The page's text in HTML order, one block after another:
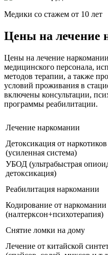
Медики со стажем от 10 лет
Цены на лечение
Цены на лечение
медицинского персонала,
методов терапии, а также
условий проживания в
включены консультации,
программы реабилитации.
Лечение наркомании
Детоксикация от наркотиков
(усиленная система)
УБОД (ультрабыстрая
детоксикация)
Реабилитация наркомании
Кодирование от наркомании
(налтерксон+психотерапия)
Снятие ломки на дому
Лечение от китайской